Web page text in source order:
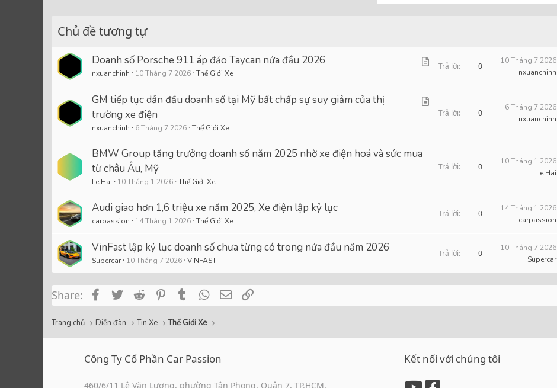
Chủ đề tương tự
A
i
Doanh số Porsche 911 áp đảo Taycan nửa đầu 2026
nxuanchinh 10 Tháng 7 2026 Thế Giới Xe
Trả lời 0
10 Tháng 7 2026
nxuanchinh
A
GM tiếp tục dẫn đầu doanh số tại Mỹ bất chấp sự suy giảm của thị
trường xe điện
nxuanchinh 6 Tháng 7 2026 Thế Giới Xe
Trả lời 0
6 Tháng 7 2026
nxuanchinh
BMW Group tăng trưởng doanh số năm 2025 nhờ xe điện hoá và sức mua
từ châu Âu, Mỹ
Le Hai 10 Tháng 1 2026 Thế Giới Xe
Trả lời 0
10 Tháng 1 2026
Le Hai
Audi giao hơn 1,6 triệu xe năm 2025, Xe điện lập kỷ lục
carpassion 14 Tháng 1 2026 Thế Giới Xe
Trả lời 0
14 Tháng 1 2026
carpassion
VinFast lập kỷ lục doanh số chưa từng có trong nửa đầu năm 2026
Supercar 10 Tháng 7 2026 VINFAST
Trả lời 0
10 Tháng 7 2026
Supercar
Share: FacebookTwitterReddit PinterestTumblrWhatsApp
Email
Trang chủ Diễn đàn Tin Xe Thế Giới Xe
Công Ty Cổ Phần Car Passion
460/6/11 Lê Văn Lương, phường Tân Phong, Quận 7, TP.HCM,
Kết nối với chúng tôi